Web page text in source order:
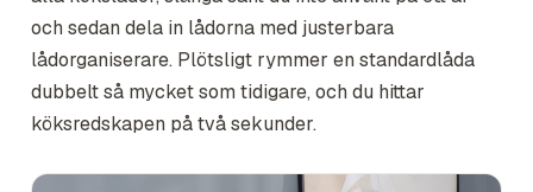
och sedan dela in lådorna med justerbara
lådorganiserare. Plötsligt rymmer en standardlåda
dubbelt så mycket som tidigare, och du hittar
köksredskapen på två sekunder.